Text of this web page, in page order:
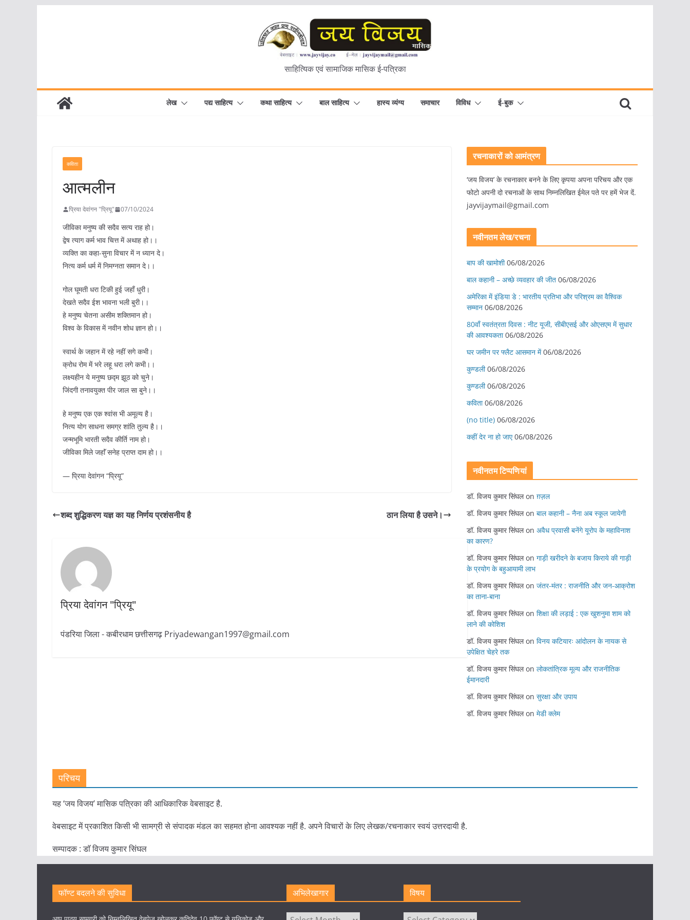
साहित्यिक एवं सामाजिक मासिक ई-पत्रिका
लेख पद्य साहित्य कथा साहित्य बाल साहित्य हास्य व्यंग्य समाचार विविध ई-बुक
कविता
आत्मलीन
प्रिया देवांगन "प्रियू" 07/10/2024
जीविका मनुष्य की सदैव सत्य राह हो।
द्वेष त्याग कर्म भाव चित्त में अथाह हो।।
व्यक्ति का कहा-सुना विचार में न ध्यान दे।
नित्य कर्म धर्म में निमग्नता समान दे।।
गोल घूमती धरा टिकी हुई जहाँ धुरी।
देखते सदैव ईश भावना भली बुरी।।
हे मनुष्य चेतना असीम शक्तिमान हो।
विश्व के विकास में नवीन शोध ज्ञान हो।।
स्वार्थ के जहान में रहे नहीं सगे कभी।
क्रोध रोम में भरे लहू धरा लगे कभी।।
लक्ष्यहीन ये मनुष्य छद्म झूठ को चुने।
जिंदगी तनावयुक्त पीर जाल सा बुने।।
हे मनुष्य एक एक श्वांस भी अमूल्य है।
नित्य योग साधना समग्र शांति तुल्य है।।
जन्मभूमि भारती सदैव कीर्ति नाम हो।
जीविका मिले जहाॅं सनेह प्राप्त दाम हो।।
— प्रिया देवांगन “प्रियू”
शब्द शुद्धिकरण यज्ञ का यह निर्णय प्रशंसनीय है ठान लिया है उसने।
प्रिया देवांगन "प्रियू"
पंडरिया जिला - कबीरधाम छत्तीसगढ़ Priyadewangan1997@gmail.com
रचनाकारों को आमंत्रण
‘जय विजय’ के रचनाकार बनने के लिए कृपया अपना परिचय और एक
फोटो अपनी दो रचनाओं के साथ निम्नलिखित ईमेल पते पर हमें भेज दें.
jayvijaymail@gmail.com
नवीनतम लेख/रचना
बाप की खामोशी 06/08/2026
बाल कहानी – अच्छे व्यवहार की जीत 06/08/2026
अमेरिका में इंडिया डे : भारतीय प्रतिभा और परिश्रम का वैश्विक
सम्मान 06/08/2026
80वाँ स्वतंत्रता दिवस : नीट यूजी, सीबीएसई और ओएसएम में सुधार
की आवश्यकता 06/08/2026
घर जमीन पर फ्लैट आसमान में 06/08/2026
कुण्डली 06/08/2026
कुण्डली 06/08/2026
कविता 06/08/2026
(no title) 06/08/2026
कहीं देर ना हो जाए 06/08/2026
नवीनतम टिप्पणियां
डॉ. विजय कुमार सिंघलon ग़ज़ल
डॉ. विजय कुमार सिंघलon बाल कहानी – नैना अब स्कूल जायेगी
डॉ. विजय कुमार सिंघलon अवैध प्रवासी बनेंगे यूरोप के महाविनाश
का कारण?
डॉ. विजय कुमार सिंघलon गाड़ी खरीदने के बजाय किराये की गाड़ी
के प्रयोग के बहुआयामी लाभ
डॉ. विजय कुमार सिंघलon जंतर-मंतर : राजनीति और जन-आक्रोश
का ताना-बाना
डॉ. विजय कुमार सिंघलon शिक्षा की लड़ाई : एक खुशनुमा शाम को
लाने की कोशिश
डॉ. विजय कुमार सिंघलon विनय कटियारः आंदोलन के नायक से
उपेक्षित चेहरे तक
डॉ. विजय कुमार सिंघलon लोकतांत्रिक मूल्य और राजनीतिक
ईमानदारी
डॉ. विजय कुमार सिंघलon सुरक्षा और उपाय
डॉ. विजय कुमार सिंघलon मेडी क्लेम
परिचय
यह ‘जय विजय’ मासिक पत्रिका की आधिकारिक वेबसाइट है.
वेबसाइट में प्रकाशित किसी भी सामग्री से संपादक मंडल का सहमत होना आवश्यक नहीं है. अपने विचारों के लिए लेखक/रचनाकार स्वयं उत्तरदायी है.
सम्पादक : डाॅ विजय कुमार सिंघल
फॉण्ट बदलने की सुविधा अभिलेखागार विषय